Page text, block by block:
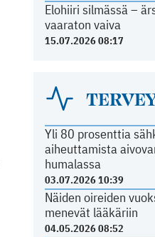
Elohiiri silmässä –
vaaraton vaiva
15.07.2026 08:17
Yli 80 prosenttia
aiheuttamista
humalassa
03.07.2026 10:39
Näiden oireiden
menevät lääkäriin
04.05.2026 08:52